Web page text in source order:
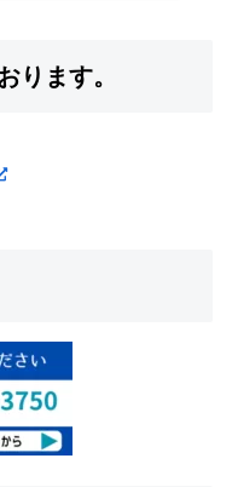
ります。